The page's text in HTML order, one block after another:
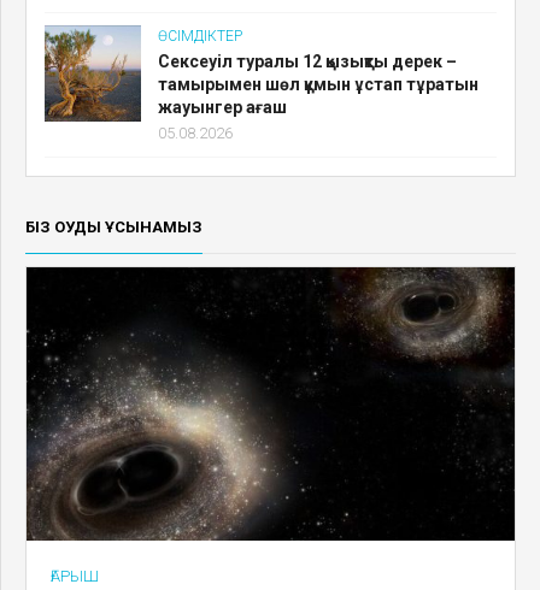
ӨСІМДІКТЕР
Сексеуіл туралы 12 қызықты дерек –
тамырымен шөл құмын ұстап тұратын
жауынгер ағаш
05.08.2026
БІЗ ОҚУДЫ ҰСЫНАМЫЗ
ҒАРЫШ